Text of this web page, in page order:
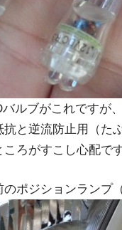
ルブがこれですが、
と逆流防止用（た
ろがすこし心配です
ポジションランプ